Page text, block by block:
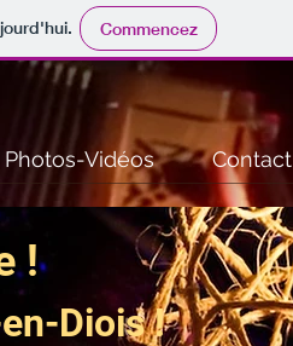
Commencez
Photos-Vidéos Contact
!
Diois !